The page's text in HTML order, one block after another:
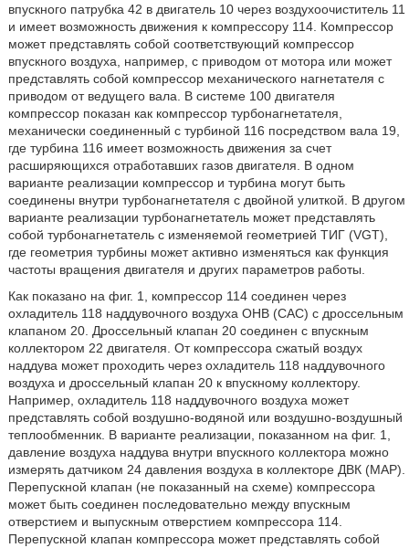
впускного патрубка 42 в двигатель 10 через воздухоочиститель 11
и имеет возможность движения к компрессору 114. Компрессор
может представлять собой соответствующий компрессор
впускного воздуха, например, с приводом от мотора или может
представлять собой компрессор механического нагнетателя с
приводом от ведущего вала. В системе 100 двигателя
компрессор показан как компрессор турбонагнетателя,
механически соединенный с турбиной 116 посредством вала 19,
где турбина 116 имеет возможность движения за счет
расширяющихся отработавших газов двигателя. В одном
варианте реализации компрессор и турбина могут быть
соединены внутри турбонагнетателя с двойной улиткой. В другом
варианте реализации турбонагнетатель может представлять
собой турбонагнетатель с изменяемой геометрией ТИГ (VGT),
где геометрия турбины может активно изменяться как функция
частоты вращения двигателя и других параметров работы.
Как показано на фиг. 1, компрессор 114 соединен через
охладитель 118 наддувочного воздуха ОНВ (САС) с дроссельным
клапаном 20. Дроссельный клапан 20 соединен с впускным
коллектором 22 двигателя. От компрессора сжатый воздух
наддува может проходить через охладитель 118 наддувочного
воздуха и дроссельный клапан 20 к впускному коллектору.
Например, охладитель 118 наддувочного воздуха может
представлять собой воздушно-водяной или воздушно-воздушный
теплообменник. В варианте реализации, показанном на фиг. 1,
давление воздуха наддува внутри впускного коллектора можно
измерять датчиком 24 давления воздуха в коллекторе ДВК (MAP).
Перепускной клапан (не показанный на схеме) компрессора
может быть соединен последовательно между впускным
отверстием и выпускным отверстием компрессора 114.
Перепускной клапан компрессора может представлять собой